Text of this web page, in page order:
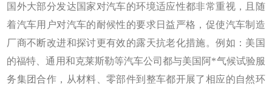
国外大部分发达国家对汽车的环境适应性都非常重视，且随
着汽车用户对汽车的耐候性的要求日益严格，促使汽车制造
厂商不断改进和探讨更有效的露天抗老化措施。例如：美国
的福特、通用和克莱斯勒等汽车公司都与美国阿*气候试验服
务集团合作，从材料、零部件到整车都开展了相应的自然环